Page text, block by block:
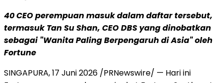
40 CEO perempuan masuk dalam daftar tersebut,
termasuk Tan Su Shan, CEO DBS yang dinobatkan
sebagai "Wanita Paling Berpengaruh di Asia" oleh
Fortune
SINGAPURA,17 Juni 2026 /PRNewswire/ — Hari ini